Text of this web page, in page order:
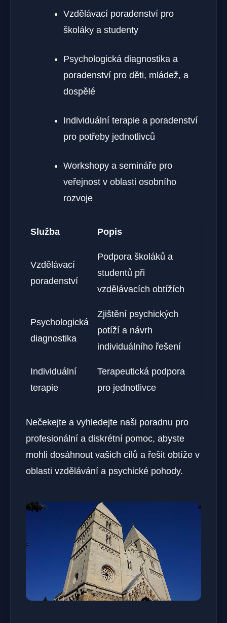
Vzdělávací poradenství pro
školáky a studenty
Psychologická diagnostika a
poradenství pro děti, mládež, a
dospělé
Individuální terapie a poradenství
pro potřeby jednotlivců
Workshopy a semináře pro
veřejnost v oblasti osobního
rozvoje
Služba Popis
Vzdělávací
poradenství
Podpora školáků a
studentů při
vzdělávacích obtížích
Psychologická
diagnostika
Zjištění psychických
potíží a návrh
individuálního řešení
Individuální
terapie
Terapeutická podpora
pro jednotlivce
Nečekejte a vyhledejte naši poradnu pro
profesionální a diskrétní pomoc, abyste
mohli dosáhnout vašich cílů a řešit obtíže v
oblasti vzdělávání a psychické pohody.